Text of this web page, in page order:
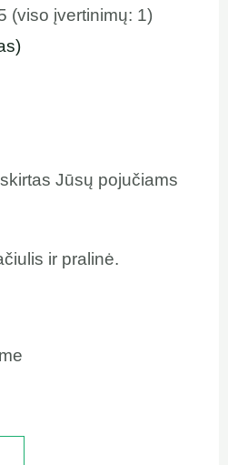
(viso įvertinimų: 1)
Jūsų pojučiams
ir pralinė.